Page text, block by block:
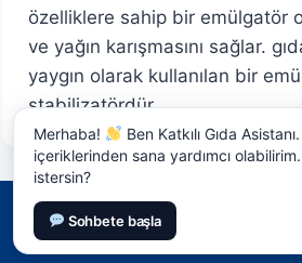
özelliklere sahip bir emülgatör
ve yağın karışmasını sağlar.
yaygın olarak kullanılan bir
stabilizatördür.
© 2026 Katkılı Gıda - Tüm
Merhaba!
Ben Katkılı Gıda Asistanı.
içeriklerinden sana yardımcı
istersin?
Sohbete başla